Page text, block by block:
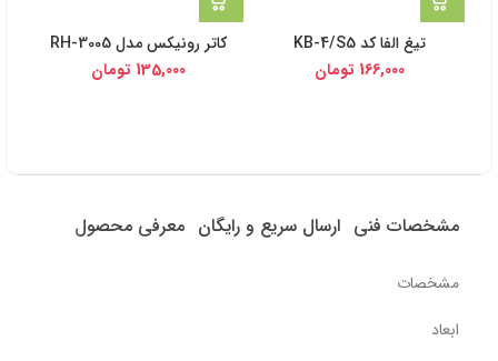
تیغ الفا کد KB-4/S5
166,000 تومان
کاتر رونیکس مدل RH-3005
135,000 تومان
مشخصات فنی ارسال سریع و رایگان معرفی محصول
مشخصات
ابعاد